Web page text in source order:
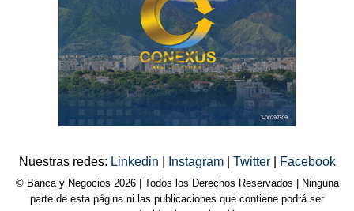
Nuestras redes: Linkedin Instagram Twitter Facebook
© Banca y Negocios 2026 | Todos los Derechos Reservados | Ninguna
parte de esta página ni las publicaciones que contiene podrá ser